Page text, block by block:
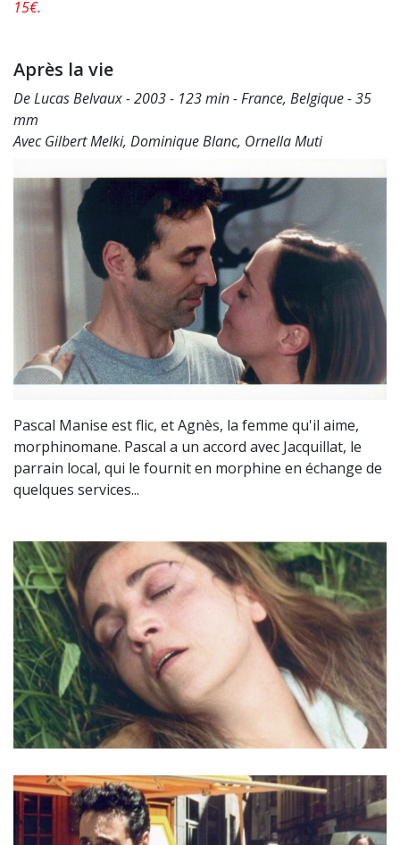
15€.
Après la vie
De Lucas Belvaux - 2003 - 123 min - France, Belgique - 35
mm
Avec Gilbert Melki, Dominique Blanc, Ornella Muti
Pascal Manise est flic, et Agnès, la femme qu'il aime,
morphinomane. Pascal a un accord avec Jacquillat, le
parrain local, qui le fournit en morphine en échange de
quelques services...